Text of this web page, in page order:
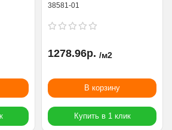
38581-01
1278.96р. /м2
В корзину
Купить в 1 клик